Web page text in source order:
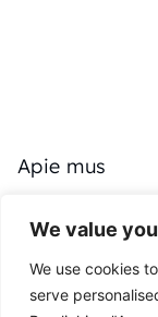
We value
We use cookies
serve
Apie mus
Produktai
Kontaktai